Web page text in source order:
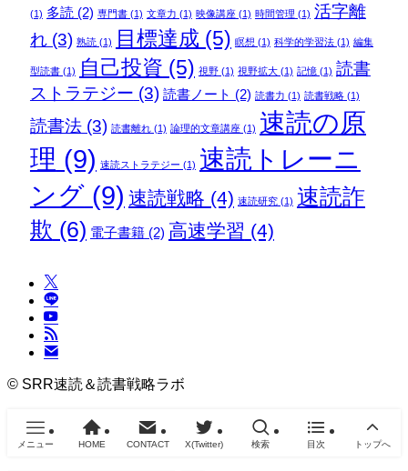
(1) 多読 (2) 専門書(1) 文章力 (1) 映像講座(1) 時間管理 (1) 活字離
れ(3) 熟読(1) 目標達成 (5) 瞑想 (1) 科学的学習法(1) 編集
型読書(1) 自己投資 (5) 視野(1) 視野拡大(1) 記憶(1) 読書
ストラテジー (3) 読書ノート (2) 読書力 (1) 読書戦略(1)
読書法(3) 読書離れ(1) 論理的文章講座(1) 速読の原
理 (9) 速読ストラテジー (1) 速読トレーニ
ング(9) 速読戦略 (4) 速読研究(1) 速読詐
欺 (6) 電子書籍(2) 高速学習 (4)
© SRR速読＆読書戦略ラボ
メニュー HOME CONTACT X(Twitter) 検索 目次 トップへ